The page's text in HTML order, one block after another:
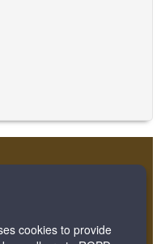
Bookmark
cookies to provide